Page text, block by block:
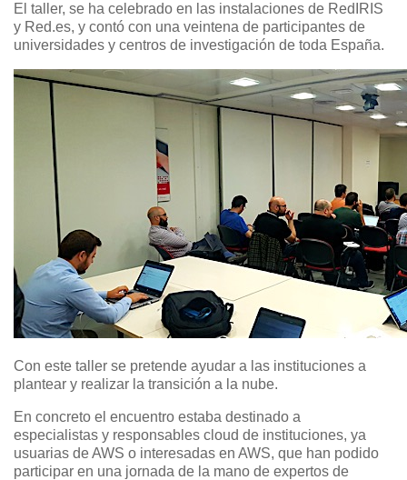
El taller, se ha celebrado en las instalaciones de RedIRIS
y Red.es, y contó con una veintena de participantes de
universidades y centros de investigación de toda España.
Con este taller se pretende ayudar a las instituciones a
plantear y realizar la transición a la nube.
En concreto el encuentro estaba destinado a
especialistas y responsables cloud de instituciones, ya
usuarias de AWS o interesadas en AWS, que han podido
participar en una jornada de la mano de expertos de